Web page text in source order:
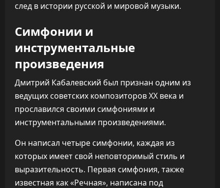
след в истории русской и мировой музыки.
Симфонии и
инструментальные
произведения
Дмитрий Кабалевский был признан одним из
ведущих советских композиторов XX века и
прославился своими симфониями и
инструментальными произведениями.
Он написал четыре симфонии, каждая из
которых имеет свой неповторимый стиль и
выразительность. Первая симфония, также
известная как «Речная», написана под